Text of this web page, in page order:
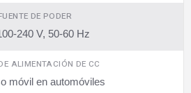
DE PODER
240 V, 50-60 Hz
ALIMENTACIÓN DE CC
móvil en automóviles